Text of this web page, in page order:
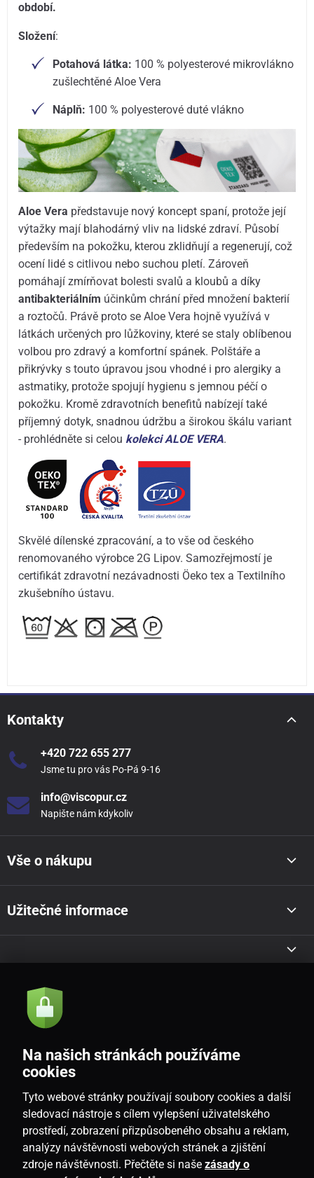
období.
Složení:
Potahová látka: 100 % polyesterové mikrovlákno
zušlechtěné Aloe Vera
Náplň: 100 % polyesterové duté vlákno
Aloe Vera představuje nový koncept spaní, protože její
výtažky mají blahodárný vliv na lidské zdraví. Působí
především na pokožku, kterou zklidňují a regenerují, což
ocení lidé s citlivou nebo suchou pletí. Zároveň
pomáhají zmírňovat bolesti svalů a kloubů a díky
antibakteriálním účinkům chrání před množení bakterií
a roztočů. Právě proto se Aloe Vera hojně využívá v
látkách určených pro lůžkoviny, které se staly oblíbenou
volbou pro zdravý a komfortní spánek. Polštáře a
přikrývky s touto úpravou jsou vhodné i pro alergiky a
astmatiky, protože spojují hygienu s jemnou péčí o
pokožku. Kromě zdravotních benefitů nabízejí také
příjemný dotyk, snadnou údržbu a širokou škálu variant
- prohlédněte si celou kolekci ALOE VERA.
Skvělé dílenské zpracování, a to vše od českého
renomovaného výrobce 2G Lipov. Samozřejmostí je
certifikát zdravotní nezávadnosti Öeko tex a Textilního
zkušebního ústavu.
Kontakty
+420 722 655 277
Jsme tu pro vás Po-Pá 9-16
info@viscopur.cz
Napište nám kdykoliv
Vše o nákupu
Užitečné informace
Akce a novinky e-mailem
Souhlasím sezásadami zpracování osobních údajů
CZ
Na našich stránkách používáme
cookies
Tyto webové stránky používají soubory cookies a další
sledovací nástroje s cílem vylepšení uživatelského
prostředí, zobrazení přizpůsobeného obsahu a reklam,
analýzy návštěvnosti webových stránek a zjištění
zdroje návštěvnosti. Přečtěte si naše zásady o